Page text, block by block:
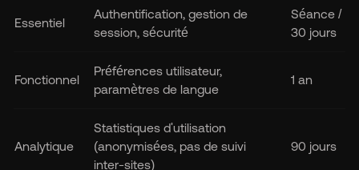
Essentiel
Authentification, gestion de
session, sécurité
Séance /
30 jours
Fonctionnel
Préférences utilisateur,
paramètres de langue
1 an
Analytique
Statistiques d'utilisation
(anonymisées, pas de suivi
inter-sites)
90 jours